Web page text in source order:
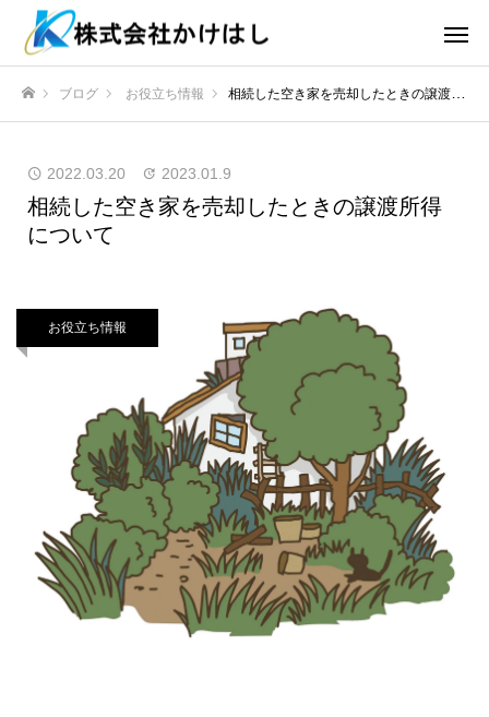
ブログ お役立ち情報 相続した空き家を売却したときの譲渡所得について
2022.03.20 2023.01.9
相続した空き家を売却したときの譲渡所得
について
お役立ち情報